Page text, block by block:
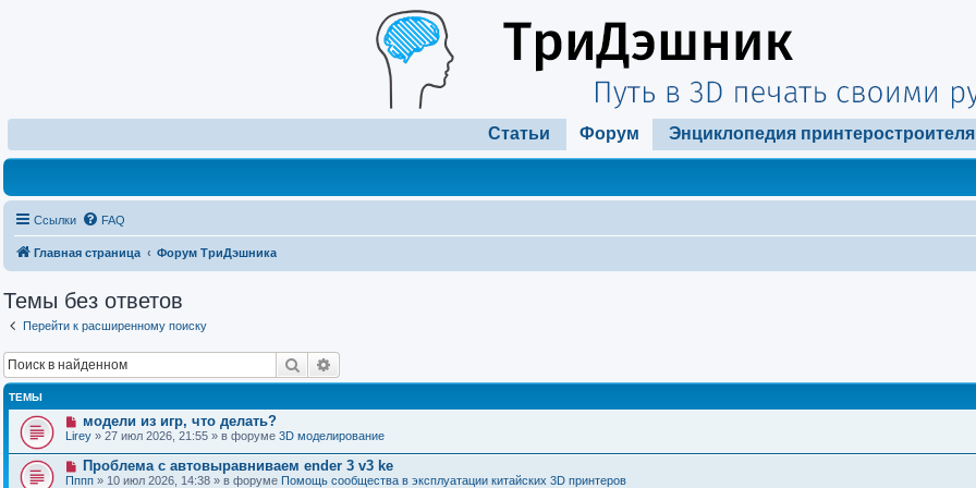
Статьи Форум Энциклопедия принтеростроителя
Ссылки FAQ
Главная страница Форум ТриДэшника
Темы без ответов
Перейти к расширенному поиску
Поиск
ТЕМЫ
Н
о
в
о
е
с
модели из игр, что делать?
Lirey » 27 июл 2026, 21:55 » в форуме 3D моделирование
Н
о
Проблема с автовыравниваем ender 3 v3 ke
Пппп » 10 июл 2026, 14:38 » в форуме Помощь сообщества в эксплуатации китайских 3D принтеров